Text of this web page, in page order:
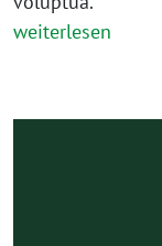
weiterlesen